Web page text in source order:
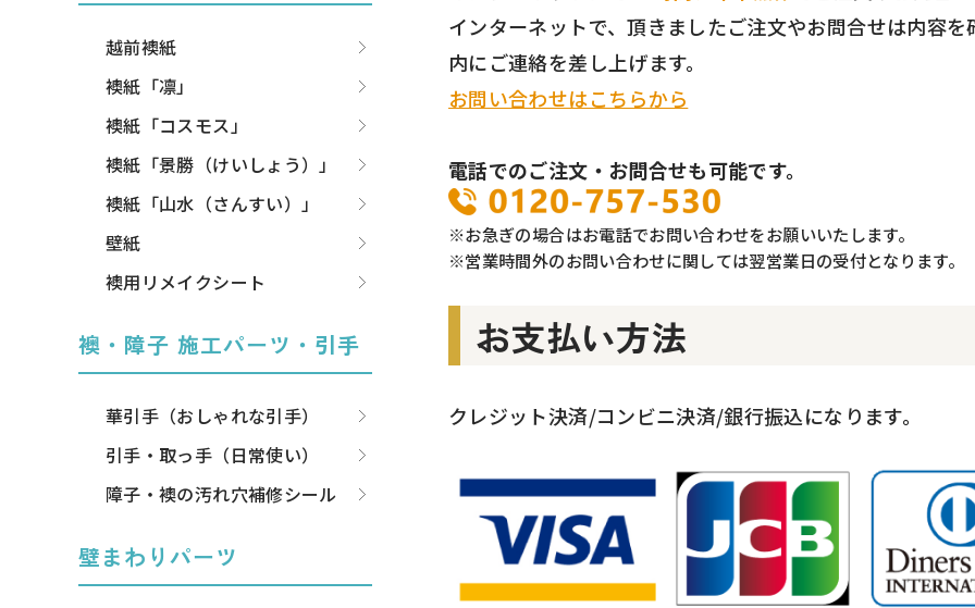
インターネットで、頂きましたご注文やお問合せは内容
内にご連絡を差し上げます。
お問い合わせはこちらから
電話でのご注文・お問合せも可能です。
※お急ぎの場合はお電話でお問い合わせをお願いいたします。
※営業時間外のお問い合わせに関しては翌営業日の受付となります。
お支払い方法
クレジット決済/コンビニ決済/銀行振込になります。
越前襖紙
襖紙「凛」
襖紙「コスモス」
襖紙「景勝（けいしょう）」
襖紙「山水（さんすい）」
壁紙
襖用リメイクシート
襖・障子 施工パーツ・引手
華引手（おしゃれな引手）
引手・取っ手（日常使い）
障子・襖の汚れ穴補修シール
壁まわりパーツ